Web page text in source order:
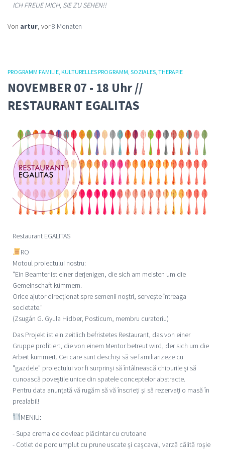
ICH FREUE MICH, SIE ZU SEHEN!!
Von artur, vor8 Monaten
PROGRAMM FAMILIE KULTURELLES PROGRAMM SOZIALES THERAPIE
NOVEMBER 07 - 18 Uhr //
RESTAURANT EGALITAS
Restaurant EGALITAS
RO
Motoul proiectului nostru:
"Ein Beamter ist einer derjenigen, die sich am meisten um die
Gemeinschaft kümmern.
Orice ajutor direcționat spre semenii noștri, servește întreaga
societate."
(Zsugán G. Gyula Hidber, Posticum, membru curatoriu)
Das Projekt ist ein zeitlich befristetes Restaurant, das von einer
Gruppe profitiert, die von einem Mentor betreut wird, der sich um die
Arbeit kümmert. Cei care sunt deschiși să se familiarizeze cu
"gazdele" proiectului vor fi surprinși să întâlnească chipurile și să
cunoască poveștile unice din spatele conceptelor abstracte.
Pentru data anunțată vă rugăm să vă înscrieți și să rezervați o masă în
prealabil!
MENIU:
- Supa crema de dovleac plăcintar cu crutoane
- Cotlet de porc umplut cu prune uscate și cașcaval, varză călită roșie